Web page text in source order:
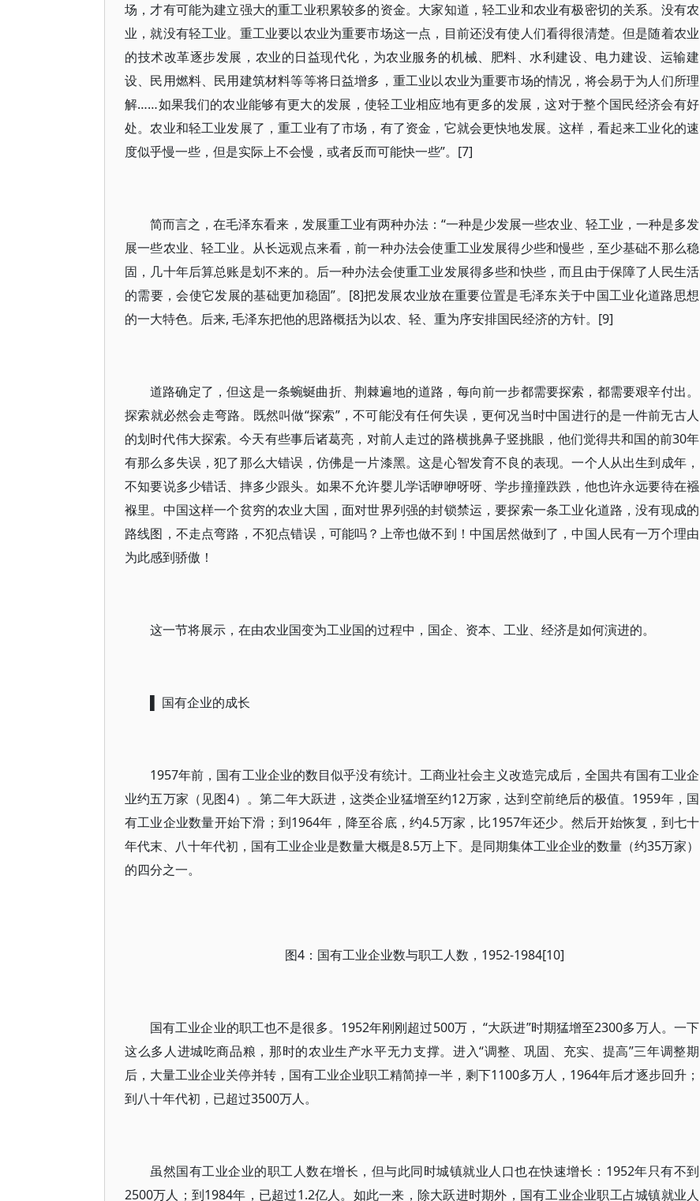
场，才有可能为建立强大的重工业积累较多的资金。大家知道，轻工业和农业有极密切的关系。没有农
业，就没有轻工业。重工业要以农业为重要市场这一点，目前还没有使人们看得很清楚。但是随着农业
的技术改革逐步发展，农业的日益现代化，为农业服务的机械、肥料、水利建设、电力建设、运输建
设、民用燃料、民用建筑材料等等将日益增多，重工业以农业为重要市场的情况，将会易于为人们所理
解……如果我们的农业能够有更大的发展，使轻工业相应地有更多的发展，这对于整个国民经济会有好
处。农业和轻工业发展了，重工业有了市场，有了资金，它就会更快地发展。这样，看起来工业化的速
度似乎慢一些，但是实际上不会慢，或者反而可能快一些”。[7]
简而言之，在毛泽东看来，发展重工业有两种办法：“一种是少发展一些农业、轻工业，一种是多发
展一些农业、轻工业。从长远观点来看，前一种办法会使重工业发展得少些和慢些，至少基础不那么稳
固，几十年后算总账是划不来的。后一种办法会使重工业发展得多些和快些，而且由于保障了人民生活
的需要，会使它发展的基础更加稳固”。[8]把发展农业放在重要位置是毛泽东关于中国工业化道路思想
的一大特色。后来, 毛泽东把他的思路概括为以农、轻、重为序安排国民经济的方针。[9]
道路确定了，但这是一条蜿蜒曲折、荆棘遍地的道路，每向前一步都需要探索，都需要艰辛付出。
探索就必然会走弯路。既然叫做“探索”，不可能没有任何失误，更何况当时中国进行的是一件前无古人
的划时代伟大探索。今天有些事后诸葛亮，对前人走过的路横挑鼻子竖挑眼，他们觉得共和国的前30年
有那么多失误，犯了那么大错误，仿佛是一片漆黑。这是心智发育不良的表现。一个人从出生到成年，
不知要说多少错话、摔多少跟头。如果不允许婴儿学话咿咿呀呀、学步撞撞跌跌，他也许永远要待在襁
褓里。中国这样一个贫穷的农业大国，面对世界列强的封锁禁运，要探索一条工业化道路，没有现成的
路线图，不走点弯路，不犯点错误，可能吗？上帝也做不到！中国居然做到了，中国人民有一万个理由
为此感到骄傲！
这一节将展示，在由农业国变为工业国的过程中，国企、资本、工业、经济是如何演进的。
▌ 国有企业的成长
1957年前，国有工业企业的数目似乎没有统计。工商业社会主义改造完成后，全国共有国有工业企
业约五万家（见图4）。第二年大跃进，这类企业猛增至约12万家，达到空前绝后的极值。1959年，国
有工业企业数量开始下滑；到1964年，降至谷底，约4.5万家，比1957年还少。然后开始恢复，到七十
年代末、八十年代初，国有工业企业是数量大概是8.5万上下。是同期集体工业企业的数量（约35万家）
的四分之一。
图4：国有工业企业数与职工人数，1952-1984[10]
国有工业企业的职工也不是很多。1952年刚刚超过500万， “大跃进”时期猛增至2300多万人。一下
这么多人进城吃商品粮，那时的农业生产水平无力支撑。进入“调整、巩固、充实、提高”三年调整期
后，大量工业企业关停并转，国有工业企业职工精简掉一半，剩下1100多万人，1964年后才逐步回升；
到八十年代初，已超过3500万人。
虽然国有工业企业的职工人数在增长，但与此同时城镇就业人口也在快速增长：1952年只有不到
2500万人；到1984年，已超过1.2亿人。如此一来，除大跃进时期外，国有工业企业职工占城镇就业人